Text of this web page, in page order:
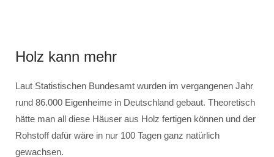
Holz kann mehr
Laut Statistischen Bundesamt wurden im vergangenen Jahr
rund 86.000 Eigenheime in Deutschland gebaut. Theoretisch
hätte man all diese Häuser aus Holz fertigen können und der
Rohstoff dafür wäre in nur 100 Tagen ganz natürlich
gewachsen.